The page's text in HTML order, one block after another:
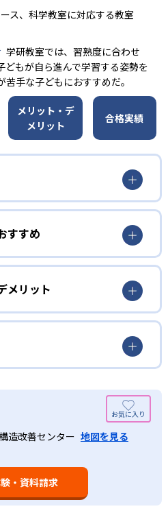
ス、科学教室に対応する教室
学研教室では、習熟度に合わせ
どもが自ら進んで学習する姿勢を
手な子どもにおすすめだ。
メリット・デ
メリット
合格実績
学年方式」で個別指導
校生までを対象として個別指導
る「無学年方式」を採用して
無学年方式」では、生徒が個々
きるため、一度立ち止まって
り学習したり、余裕がある場合
たりすることも可能である。
された学習計画を設計
生徒一人ひとりの学力／適性を
出発点を定め、生徒に最適化
また、生徒それぞれに最適な
なアドバイスも実施。少しず
ステップの教材となっている
理なく無駄なく学習ができ
すすめ
を上げたい人向け
た！」を重視する形で個別指
学習を進められるよう「無学年
らない問題がある場合は立ち
見える力」だけでなく、学習
基礎力を上げたい人向け
と国語を全ての教科の基礎に
重視している。算数（数学）
育成を、国語では全ての学力
く力」の育成に力を入れてい
離さず、くり返し学習と毎日の
メリット
サイトでは公開されていな
造改善センター 地図を見る
・資料請求